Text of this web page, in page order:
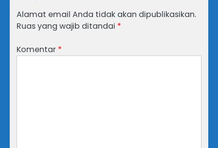
Alamat email Anda tidak akan dipublikasikan.
Ruas yang wajib ditandai *
Komentar *